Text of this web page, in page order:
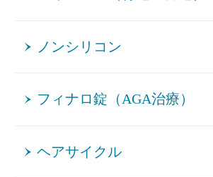
ノンシリコン
フィナロ錠（AGA治療）
ヘアサイクル